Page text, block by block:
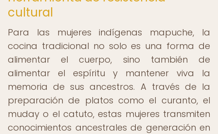
cultural
Para las mujeres indígenas mapuche, la
cocina tradicional no solo es una forma de
alimentar el cuerpo, sino también de
alimentar el espíritu y mantener viva la
memoria de sus ancestros. A través de la
preparación de platos como el curanto, el
muday o el catuto, estas mujeres transmiten
conocimientos ancestrales de generación en